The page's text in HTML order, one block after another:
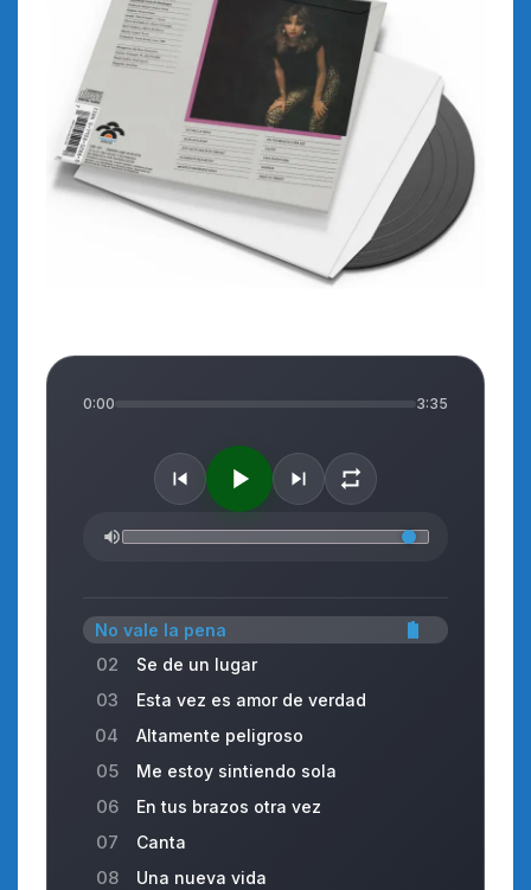
0:00 3:35
No vale la pena
02 Se de un lugar
03 Esta vez es amor de verdad
04 Altamente peligroso
05 Me estoy sintiendo sola
06 En tus brazos otra vez
07 Canta
08 Una nueva vida